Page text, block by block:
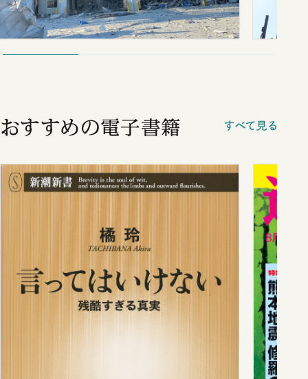
おすすめの電子書籍 すべて見る